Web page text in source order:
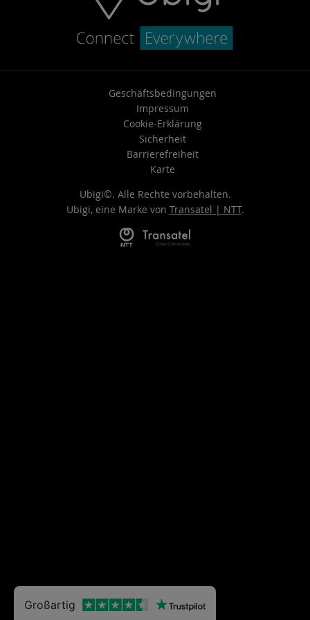
Geschäftsbedingungen
Impressum
Cookie-Erklärung
Sicherheit
Barrierefreiheit
Karte
Ubigi©. Alle Rechte vorbehalten.
Ubigi, eine Marke von Transatel | NTT.
Großartig